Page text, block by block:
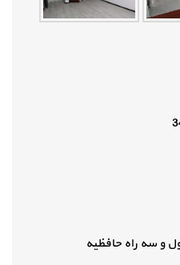
و سه راه حافظیه